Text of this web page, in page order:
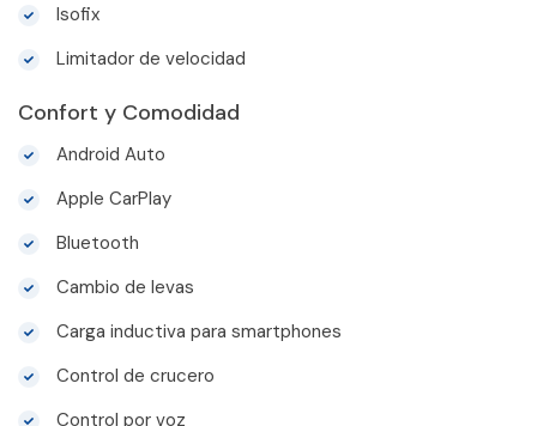
Isofix
Limitador de velocidad
Confort y Comodidad
Android Auto
Apple CarPlay
Bluetooth
Cambio de levas
Carga inductiva para smartphones
Control de crucero
Control por voz